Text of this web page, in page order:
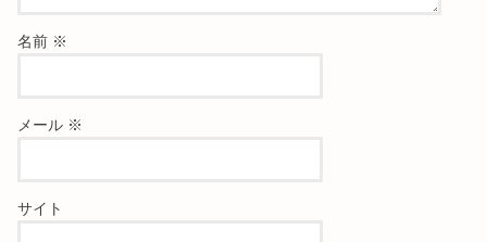
名前 ※
メール ※
サイト